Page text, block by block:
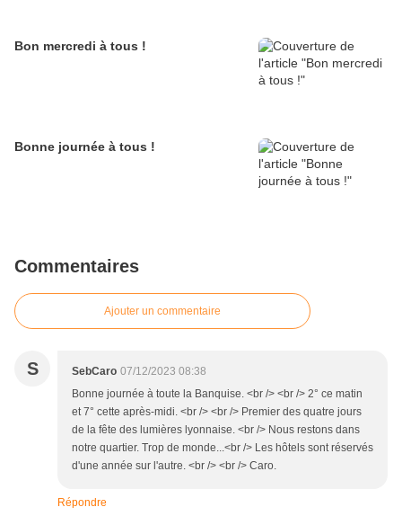
Bon mercredi à tous !
Bonne journée à tous !
Commentaires
Ajouter un commentaire
S SebCaro 07/12/2023 08:38
Bonne journée à toute la Banquise. <br /> <br /> 2° ce matin
et 7° cette après-midi. <br /> <br /> Premier des quatre jours
de la fête des lumières lyonnaise. <br /> Nous restons dans
notre quartier. Trop de monde...<br /> Les hôtels sont réservés
d'une année sur l'autre. <br /> <br /> Caro.
Répondre